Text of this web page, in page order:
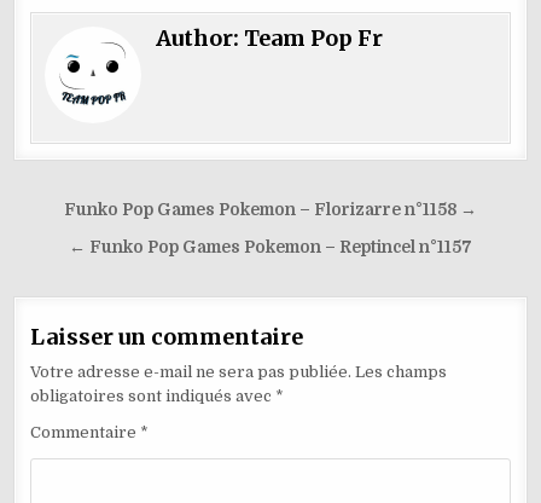
e
b
o
o
l
e
di o
ai
re g s
p
p
e
ta
g
er
Author: Team Pop Fr
Navigation
Funko Pop Games Pokemon – Florizarre n°1158 →
← Funko Pop Games Pokemon – Reptincel n°1157
Laisser un commentaire
Votre adresse e-mail ne sera pas publiée. Les champs
obligatoires sont indiqués avec *
Commentaire *